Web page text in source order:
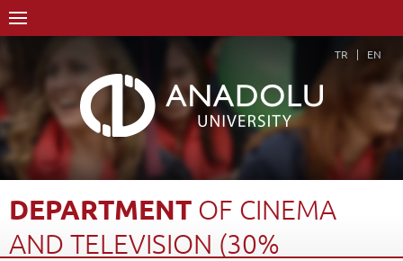
TR EN
DEPARTMENT OF CINEMA
AND TELEVISION (30%